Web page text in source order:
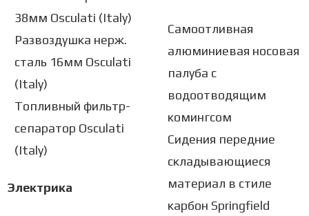
38мм Osculati (Italу)
Развоздушка нерж.
сталь 16мм Osculati
(Italy)
Топливный фильтр-
сепаратор Osculati
(Italy)
Электрика
Самоотливная
алюминиевая носовая
палуба с
водоотводящим
комингсом
Сидения передние
складывающиеся
материал в стиле
карбон Springfield